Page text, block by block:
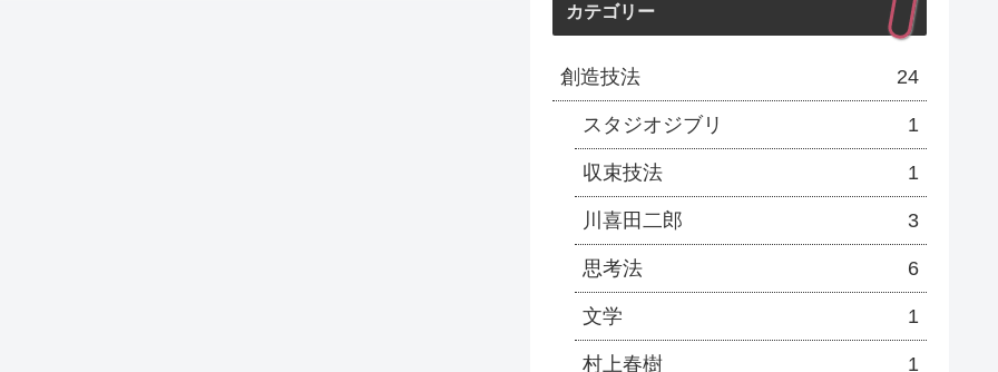
カテゴリー
創造技法 24
スタジオジブリ 1
収束技法 1
川喜田二郎 3
思考法 6
文学 1
村上春樹 1